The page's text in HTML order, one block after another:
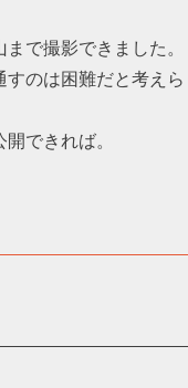
で撮影できました。
のは困難だと考えら
できれば。